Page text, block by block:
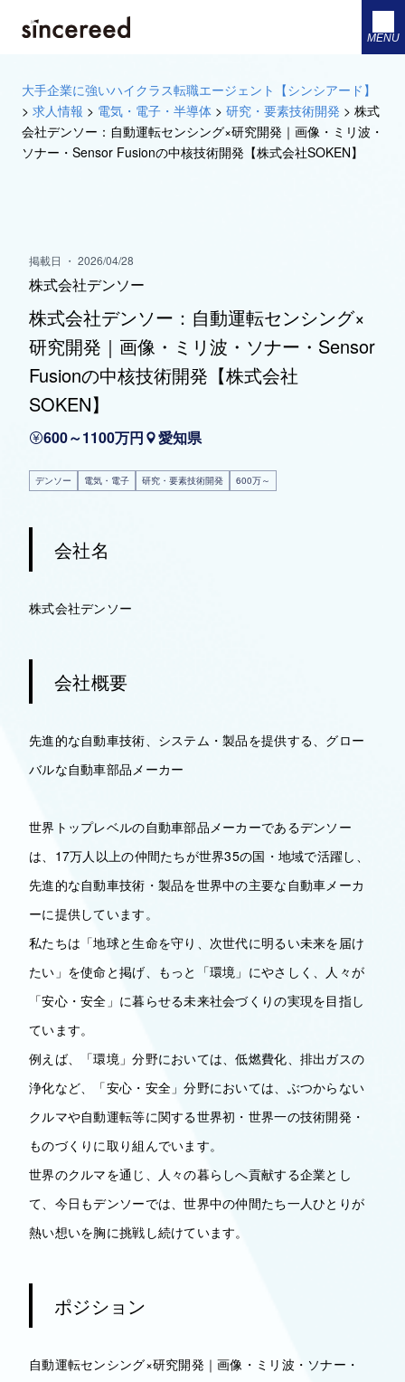
MENU
大手企業に強いハイクラス転職エージェント【シンシアード】
> 求人情報 > 電気・電子・半導体 > 研究・要素技術開発 > 株式
会社デンソー：自動運転センシング×研究開発｜画像・ミリ波・
ソナー・Sensor Fusionの中核技術開発【株式会社SOKEN】
掲載日 ・ 2026/04/28
株式会社デンソー
株式会社デンソー：自動運転センシング×
研究開発｜画像・ミリ波・ソナー・Sensor
Fusionの中核技術開発【株式会社
SOKEN】
600～1100万円 愛知県
デンソー 電気・電子 研究・要素技術開発 600万～
会社名
株式会社デンソー
会社概要
先進的な自動車技術、システム・製品を提供する、グロー
バルな自動車部品メーカー
世界トップレベルの自動車部品メーカーであるデンソー
は、17万人以上の仲間たちが世界35の国・地域で活躍し、
先進的な自動車技術・製品を世界中の主要な自動車メーカ
ーに提供しています。
私たちは「地球と生命を守り、次世代に明るい未来を届け
たい」を使命と掲げ、もっと「環境」にやさしく、人々が
「安心・安全」に暮らせる未来社会づくりの実現を目指し
ています。
例えば、「環境」分野においては、低燃費化、排出ガスの
浄化など、「安心・安全」分野においては、ぶつからない
クルマや自動運転等に関する世界初・世界一の技術開発・
ものづくりに取り組んでいます。
世界のクルマを通じ、人々の暮らしへ貢献する企業とし
て、今日もデンソーでは、世界中の仲間たち一人ひとりが
熱い想いを胸に挑戦し続けています。
ポジション
自動運転センシング×研究開発｜画像・ミリ波・ソナー・